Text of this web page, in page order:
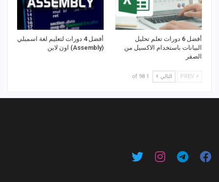
أفضل 6 دورات تعلم تحليل
البيانات باستخدام الاكسيل من
الصفر
أفضل 4 دورات لتعليم لغة اسمبلي
(Assembly) اون لاين
التالي 1 of 98